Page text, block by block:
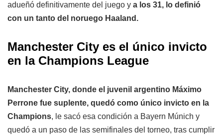
adueñó definitivamente del juego y a los 31, lo definió
con un tanto del noruego Haaland.
Manchester City es el único invicto
en la Champions League
Manchester City, donde el juvenil argentino Máximo
Perrone fue suplente, quedó como único invicto en la
Champions, le sacó esa condición a Bayern Múnich y
quedó a un paso de las semifinales del torneo, tras cumplir